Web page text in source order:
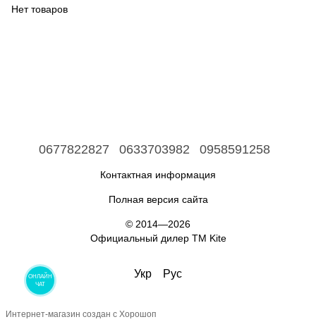
Нет товаров
0677822827 0633703982 0958591258
Контактная информация
Полная версия сайта
© 2014—2026
Официальный дилер ТМ Kite
Укр Рус
Интернет-магазин создан с Хорошоп
ОНЛАЙН
ЧАТ